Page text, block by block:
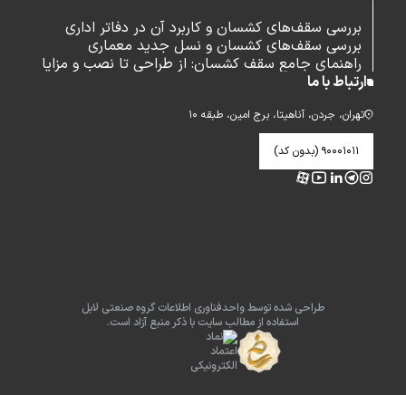
بررسی سقف‌های کشسان و کاربرد آن در دفاتر اداری
بررسی سقف‌های کشسان و نسل جدید معماری
راهنمای جامع سقف کشسان: از طراحی تا نصب و مزایا
ارتباط با ما
تهران، جردن، آناهیتا، برج امین، طبقه ۱۰
۹۰۰۰۱۰۱۱ (بدون کد)
طراحی شده توسط واحدفناوری اطلاعات گروه صنعتی لابل
استفاده از مطالب سایت با ذکر منبع آزاد است.